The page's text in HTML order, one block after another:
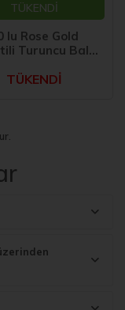
TÜKENDİ
lu Rose Gold
Turuncu Balon
TÜKENDİ